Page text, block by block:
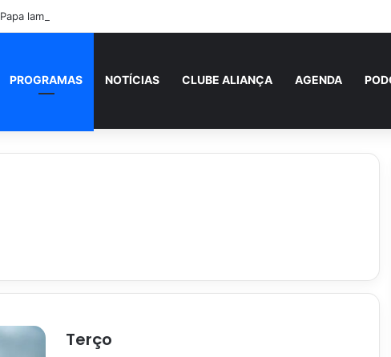
Papa lamenta perda do hábito da oração nas famílias e convida fiéis a
PROGRAMAS NOTÍCIAS CLUBE ALIANÇA AGENDA
Terço